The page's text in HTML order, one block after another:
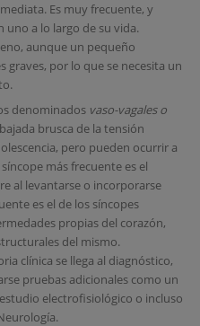
Es muy frecuente, y
uno a lo largo de su vida.
aunque un pequeño
graves, por lo que se necesita un
denominados vaso-vagales o
brusca de la tensión
pero pueden ocurrir a
más frecuente es el
al levantarse o incorporarse
es el de los síncopes
propias del corazón,
del mismo.
clínica se llega al diagnóstico,
pruebas adicionales como un
electrofisiológico o incluso